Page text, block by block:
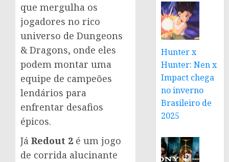
que mergulha os
jogadores no rico
universo de Dungeons
& Dragons, onde eles
podem montar uma
equipe de campeões
lendários para
enfrentar desafios
épicos.
Já Redout 2 é um jogo
de corrida alucinante
Hunter x
Hunter: Nen x
Impact chega
no inverno
Brasileiro de
2025